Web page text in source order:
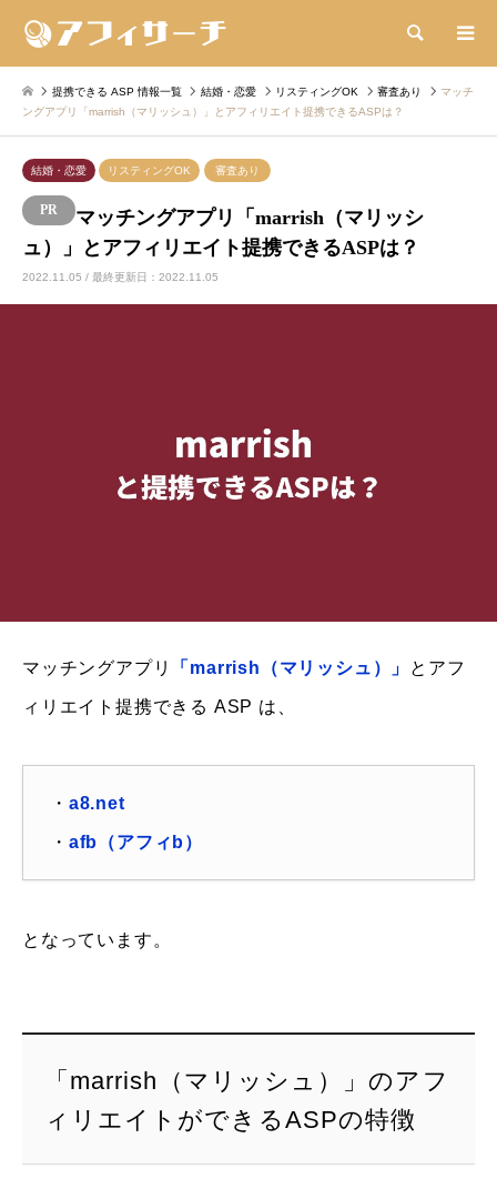
検索
提携できる ASP 情報一覧 結婚・恋愛 リスティングOK 審査あり
マッチ
ングアプリ「marrish（マリッシュ）」とアフィリエイト提携できるASPは？
結婚・恋愛 リスティングOK 審査あり
マッチングアプリ「marrish（マリッシ
ュ）」とアフィリエイト提携できるASPは？
2022.11.05 / 最終更新日：2022.11.05
マッチングアプリ 「marrish（マリッシュ）」 とアフ
ィリエイト提携できる ASP は、
・ a8.net
・ afb（アフィb）
となっています。
「marrish（マリッシュ）」のアフ
ィリエイトができるASPの特徴